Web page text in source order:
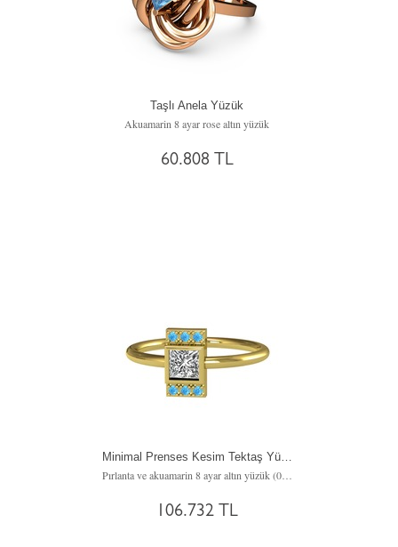
Taşlı Anela Yüzük
Akuamarin 8 ayar rose altın yüzük
60.808 TL
Minimal Prenses Kesim Tektaş Yüzük
Pırlanta ve akuamarin 8 ayar altın yüzük (0.39 karat)
106.732 TL